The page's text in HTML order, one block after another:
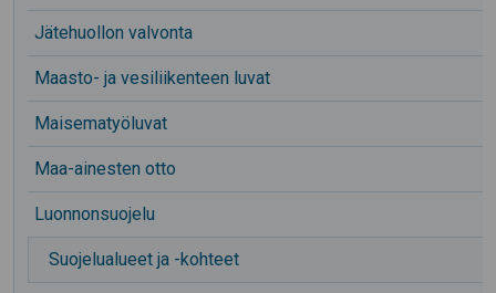
Jätehuollon valvonta
Maasto- ja vesiliikenteen luvat
Maisematyöluvat
Maa-ainesten otto
Luonnonsuojelu
Suojelualueet ja -kohteet